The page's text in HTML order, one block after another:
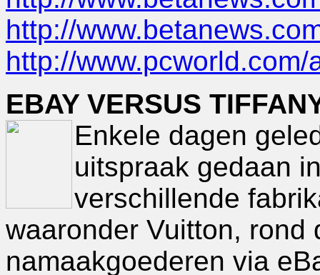
http://
http://
EBAY VERSUS
Enkele dagen
uitspraak gedaan
verschillende
waaronder Vuitton, rond
namaakgoederen via